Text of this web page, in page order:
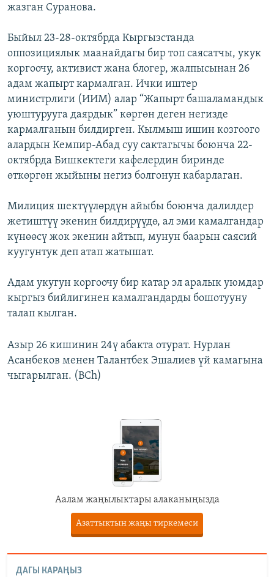
жазган Суранова.
Быйыл 23-28-октябрда Кыргызстанда
оппозициялык маанайдагы бир топ саясатчы, укук
коргоочу, активист жана блогер, жалпысынан 26
адам жапырт кармалган. Ички иштер
министрлиги (ИИМ) алар “Жапырт башаламандык
уюштурууга даярдык” көргөн деген негизде
кармалганын билдирген. Кылмыш ишин козгоого
алардын Кемпир-Абад суу сактагычы боюнча 22-
октябрда Бишкектеги кафелердин биринде
өткөргөн жыйыны негиз болгонун кабарлаган.
Милиция шектүүлөрдүн айыбы боюнча далилдер
жетиштүү экенин билдирүүдө, ал эми камалгандар
күнөөсү жок экенин айтып, мунун баарын саясий
куугунтук деп атап жатышат.
Адам укугун коргоочу бир катар эл аралык уюмдар
кыргыз бийлигинен камалгандарды бошотууну
талап кылган.
Азыр 26 кишинин 24ү абакта отурат. Нурлан
Асанбеков менен Талантбек Эшалиев үй камагына
чыгарылган. (BCh)
Аалам жаңылыктары алаканыңызда
Азаттыктын жаңы тиркемеси
ДАГЫ КАРАҢЫЗ